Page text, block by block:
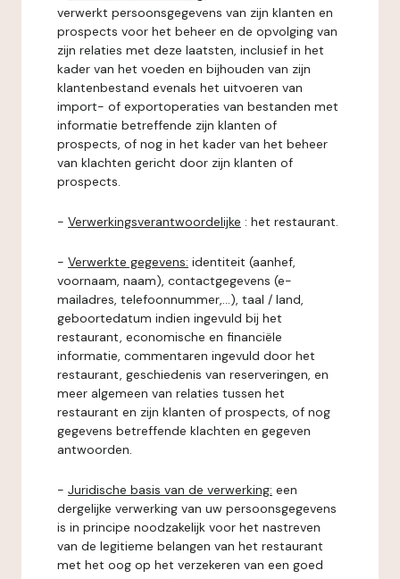
verwerkt persoonsgegevens van zijn klanten en
prospects voor het beheer en de opvolging van
zijn relaties met deze laatsten, inclusief in het
kader van het voeden en bijhouden van zijn
klantenbestand evenals het uitvoeren van
import- of exportoperaties van bestanden met
informatie betreffende zijn klanten of
prospects, of nog in het kader van het beheer
van klachten gericht door zijn klanten of
prospects.
- Verwerkingsverantwoordelijke : het restaurant.
- Verwerkte gegevens: identiteit (aanhef,
voornaam, naam), contactgegevens (e-
mailadres, telefoonnummer,...), taal / land,
geboortedatum indien ingevuld bij het
restaurant, economische en financiële
informatie, commentaren ingevuld door het
restaurant, geschiedenis van reserveringen, en
meer algemeen van relaties tussen het
restaurant en zijn klanten of prospects, of nog
gegevens betreffende klachten en gegeven
antwoorden.
- Juridische basis van de verwerking: een
dergelijke verwerking van uw persoonsgegevens
is in principe noodzakelijk voor het nastreven
van de legitieme belangen van het restaurant
met het oog op het verzekeren van een goed